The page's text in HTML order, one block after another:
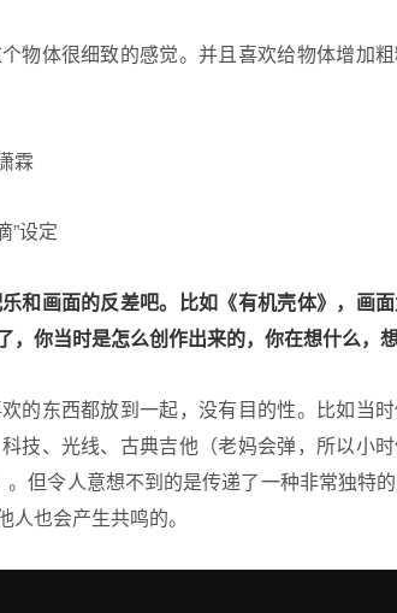
物体很细致的感觉。并且喜欢给物体增加
”设定
和画面的反差吧。比如《有机壳体》，画
你当时是怎么创作出来的，你在想什么，
的东西都放到一起，没有目的性。比如当
技、光线、古典吉他（老妈会弹，所以小
但令人意想不到的是传递了一种非常独特
也会产生共鸣的。